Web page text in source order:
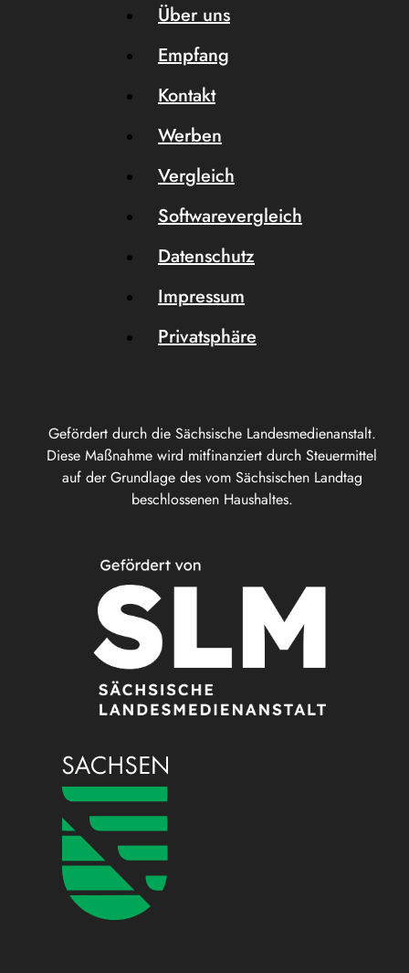
Gefördert durch die Sächsische Landesmedienanstalt.
Diese Maßnahme wird mitfinanziert durch Steuermittel
auf der Grundlage des vom Sächsischen Landtag
beschlossenen Haushaltes.
Über uns
Empfang
Kontakt
Werben
Vergleich
Softwarevergleich
Datenschutz
Impressum
Privatsphäre